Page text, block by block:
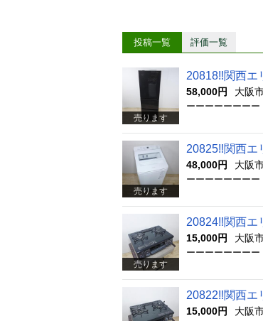
投稿一覧 評価一覧
売ります
20818‼️関西エ
58,000円 大阪
売ります
20825‼️関西エ
48,000円 大阪
売ります
20824‼️関西エ
15,000円 大阪
20822‼️関西エ
15,000円 大阪